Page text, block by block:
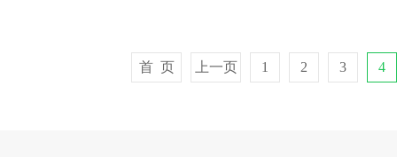
首 页 上一页 1 2 3 4